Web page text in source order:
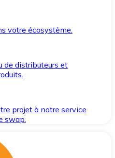
votre écosystème.
de distributeurs et
projet à notre service
swap.